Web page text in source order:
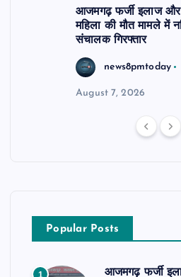
आजमगढ़ फर्जी इलाज और
महिला की मौत मामले में
संचालक गिरफ्तार
news8pmtoday
August 7, 2026
Popular Posts
1
आजमगढ़ फर्जी